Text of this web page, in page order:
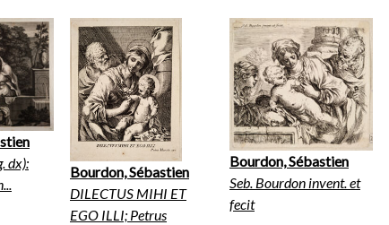
dx):
Bourdon, Sébastien
DILECTUS MIHI ET
EGO ILLI; Petrus
Bourdon, Sébastien
Seb. Bourdon invent. et
fecit